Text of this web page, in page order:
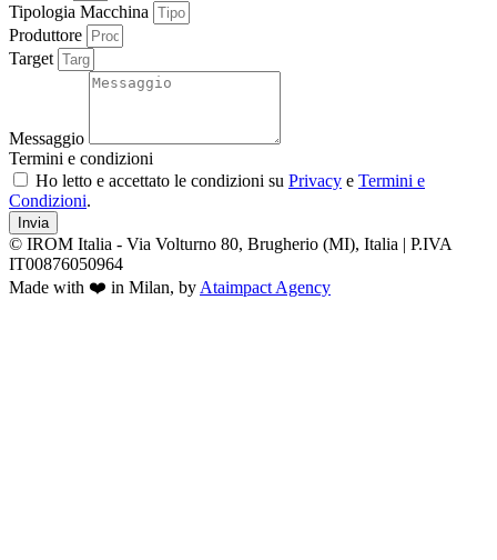
Tipologia Macchina
Produttore
Target
Messaggio
Termini e condizioni
Ho letto e accettato le condizioni su Privacy e Termini e
Condizioni.
Invia
© IROM Italia - Via Volturno 80, Brugherio (MI), Italia | P.IVA
IT00876050964
Made with ❤️ in Milan, by Ataimpact Agency